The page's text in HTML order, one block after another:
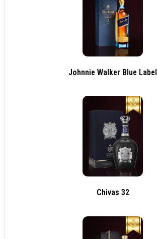
Johnnie Walker Blue Label
Chivas 32